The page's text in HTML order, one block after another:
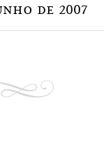
de 2007